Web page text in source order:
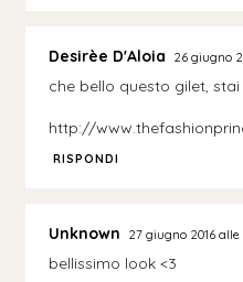
Desirèe D'Aloia 26 giugno
che bello questo gilet,
http://
RISPONDI
Unknown 27 giugno 2016 alle
bellissimo look <3